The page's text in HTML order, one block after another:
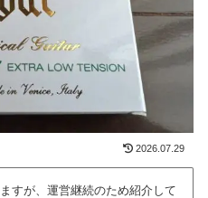
2026.07.29
すが、運営継続のため紹介して